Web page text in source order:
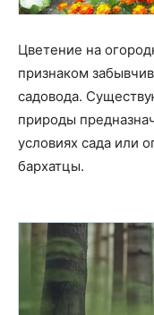
Цветение на
признаком
садовода.
природы
условиях сада или
бархатцы.